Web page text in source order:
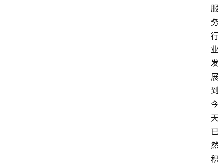
服
务
行
业
发
展
到
今
天
已
然
积